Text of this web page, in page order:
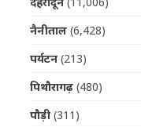
नैनीताल(6,428)
पर्यटन(213)
पिथौरागढ़(480)
पौड़ी(311)